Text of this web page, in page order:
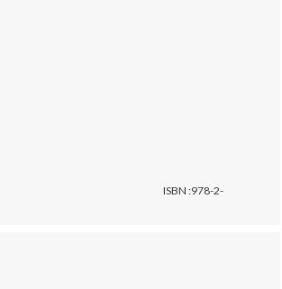
ISBN :978-2-